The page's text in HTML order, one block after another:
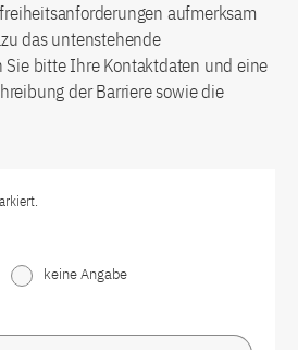
aufmerksam
das untenstehende
Sie bitte Ihre Kontaktdaten und eine
der Barriere sowie die
keine Angabe